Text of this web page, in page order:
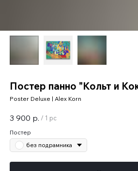
Постер панно "Кольт и
Poster Deluxe | Alex Korn
3 900 р. / 1 pc
Постер
без подрамника